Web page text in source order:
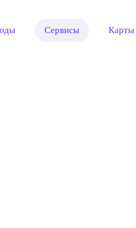
Сервисы Карты